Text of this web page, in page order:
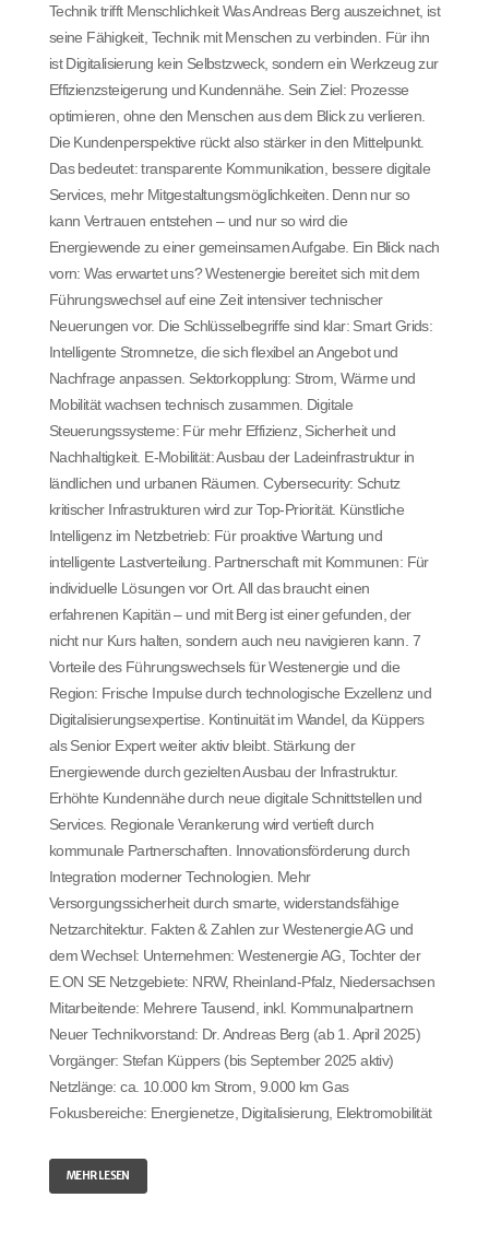
Technik trifft Menschlichkeit Was Andreas Berg auszeichnet, ist
seine Fähigkeit, Technik mit Menschen zu verbinden. Für ihn
ist Digitalisierung kein Selbstzweck, sondern ein Werkzeug zur
Effizienzsteigerung und Kundennähe. Sein Ziel: Prozesse
optimieren, ohne den Menschen aus dem Blick zu verlieren.
Die Kundenperspektive rückt also stärker in den Mittelpunkt.
Das bedeutet: transparente Kommunikation, bessere digitale
Services, mehr Mitgestaltungsmöglichkeiten. Denn nur so
kann Vertrauen entstehen – und nur so wird die
Energiewende zu einer gemeinsamen Aufgabe. Ein Blick nach
vorn: Was erwartet uns? Westenergie bereitet sich mit dem
Führungswechsel auf eine Zeit intensiver technischer
Neuerungen vor. Die Schlüsselbegriffe sind klar: Smart Grids:
Intelligente Stromnetze, die sich flexibel an Angebot und
Nachfrage anpassen. Sektorkopplung: Strom, Wärme und
Mobilität wachsen technisch zusammen. Digitale
Steuerungssysteme: Für mehr Effizienz, Sicherheit und
Nachhaltigkeit. E-Mobilität: Ausbau der Ladeinfrastruktur in
ländlichen und urbanen Räumen. Cybersecurity: Schutz
kritischer Infrastrukturen wird zur Top-Priorität. Künstliche
Intelligenz im Netzbetrieb: Für proaktive Wartung und
intelligente Lastverteilung. Partnerschaft mit Kommunen: Für
individuelle Lösungen vor Ort. All das braucht einen
erfahrenen Kapitän – und mit Berg ist einer gefunden, der
nicht nur Kurs halten, sondern auch neu navigieren kann. 7
Vorteile des Führungswechsels für Westenergie und die
Region: Frische Impulse durch technologische Exzellenz und
Digitalisierungsexpertise. Kontinuität im Wandel, da Küppers
als Senior Expert weiter aktiv bleibt. Stärkung der
Energiewende durch gezielten Ausbau der Infrastruktur.
Erhöhte Kundennähe durch neue digitale Schnittstellen und
Services. Regionale Verankerung wird vertieft durch
kommunale Partnerschaften. Innovationsförderung durch
Integration moderner Technologien. Mehr
Versorgungssicherheit durch smarte, widerstandsfähige
Netzarchitektur. Fakten & Zahlen zur Westenergie AG und
dem Wechsel: Unternehmen: Westenergie AG, Tochter der
E.ON SE Netzgebiete: NRW, Rheinland-Pfalz, Niedersachsen
Mitarbeitende: Mehrere Tausend, inkl. Kommunalpartnern
Neuer Technikvorstand: Dr. Andreas Berg (ab 1. April 2025)
Vorgänger: Stefan Küppers (bis September 2025 aktiv)
Netzlänge: ca. 10.000 km Strom, 9.000 km Gas
Fokusbereiche: Energienetze, Digitalisierung, Elektromobilität
MEHR LESEN